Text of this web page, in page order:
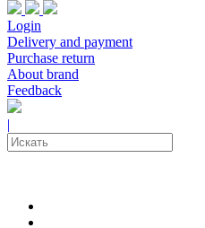
Login
Delivery and payment
Purchase return
About brand
Feedback
|